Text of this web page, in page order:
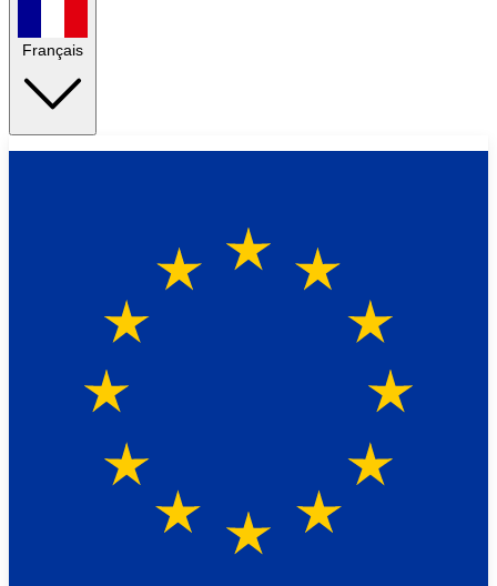
Français